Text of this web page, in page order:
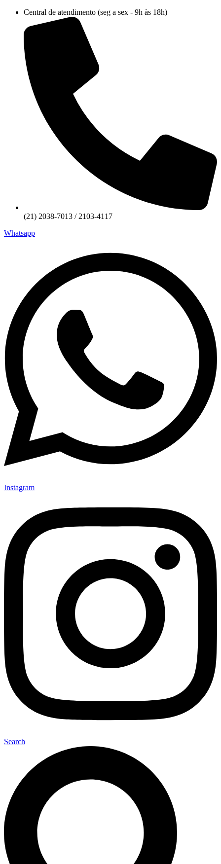
conteúdo
Central de atendimento (seg a sex - 9h às 18h)
(21) 2038-7013 / 2103-4117
Whatsapp
Instagram
Search